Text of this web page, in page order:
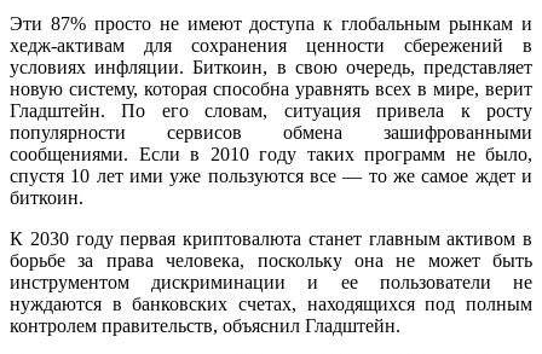
Эти 87% просто не имеют доступа к глобальным рынкам и
хедж-активам для сохранения ценности сбережений в
условиях инфляции. Биткоин, в свою очередь, представляет
новую систему, которая способна уравнять всех в мире, верит
Гладштейн. По его словам, ситуация привела к росту
популярности сервисов обмена зашифрованными
сообщениями. Если в 2010 году таких программ не было,
спустя 10 лет ими уже пользуются все — то же самое ждет и
биткоин.
К 2030 году первая криптовалюта станет главным активом в
борьбе за права человека, поскольку она не может быть
инструментом дискриминации и ее пользователи не
нуждаются в банковских счетах, находящихся под полным
контролем правительств, объяснил Гладштейн.